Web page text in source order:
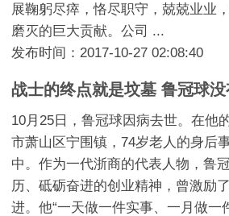
展鞠躬尽瘁，恪尽职守，兢兢业业
磨灭的巨大贡献。公司 ...
发布时间：2017-10-27 02:08:40
战士的终点就是坟墓 鲁冠球
10月25日，鲁冠球因病去世。在他
市萧山区宁围镇，74岁老人的身后
中。作为一代浙商的代表人物，鲁
历、砥砺奋进的创业精神，曾激励
进。他“一天做一件实事、一月做一